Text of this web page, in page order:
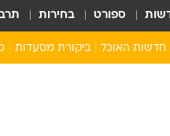
ספורט בחירות
חדשות האוכל ביקורת מסעדות